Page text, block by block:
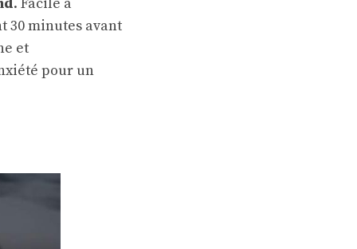
30 minutes avant
et
pour un